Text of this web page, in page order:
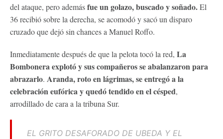
del ataque, pero ademásfue un golazo, buscado y soñado.El
36 recibió sobre la derecha, se acomodó y sacó un disparo
cruzado que dejó sin chances a Manuel Roffo.
Inmediatamente después de que la pelota tocó la red, La
Bombonera explotó y sus compañeros se abalanzaron para
abrazarlo. Aranda, roto en lágrimas, se entregó a la
celebración eufórica y quedó tendido en el césped,
arrodillado de cara a la tribuna Sur.
EL GRITO DESAFORADO DE UBEDA Y EL